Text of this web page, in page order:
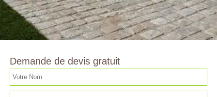
Demande de devis gratuit